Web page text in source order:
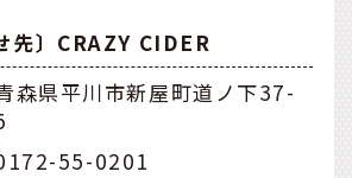
先〕CRAZY CIDER
森県平川市新屋町道ノ下37-
55-0201